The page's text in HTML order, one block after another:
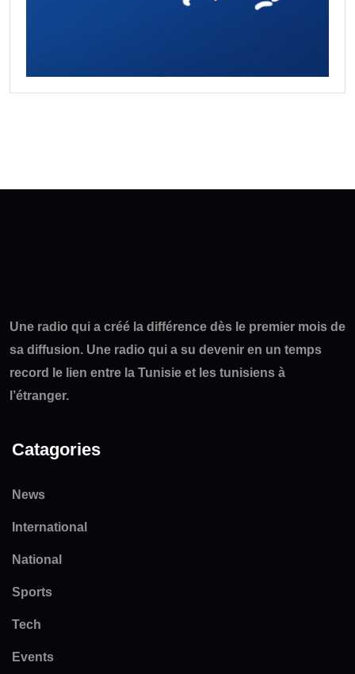
Une radio qui a créé la différence dès le premier mois de
sa diffusion. Une radio qui a su devenir en un temps
record le lien entre la Tunisie et les tunisiens à
l’étranger.
Catagories
News
International
National
Sports
Tech
Events